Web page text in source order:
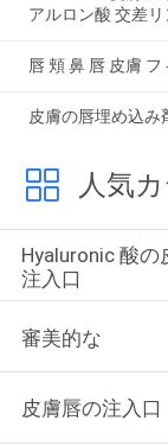
アルロン酸 交差
唇 頬 鼻 唇 皮膚
皮膚の唇埋め込み
人気
Hyaluronic 酸の
注入口
審美的な
皮膚唇の注入口